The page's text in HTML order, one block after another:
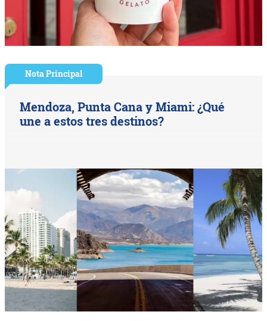
Nota Principal
Mendoza, Punta Cana y Miami: ¿Qué
une a estos tres destinos?